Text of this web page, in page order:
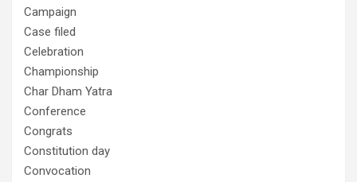
Campaign
Case filed
Celebration
Championship
Char Dham Yatra
Conference
Congrats
Constitution day
Convocation